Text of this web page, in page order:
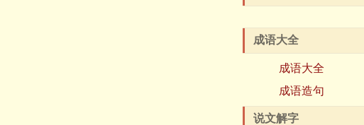
成语大全
成语大全
成语造句
说文解字